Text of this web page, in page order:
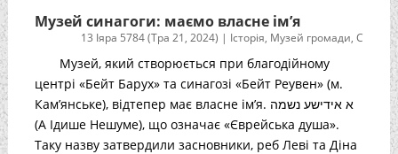
Музей синагоги: маємо власне ім’я
13 Іяра 5784 (Тра 21, 2024) | Історія, Музей громади,С
Музей, який створюється при благодійному
центрі «Бейт Барух» та синагозі «Бейт Реувен» (м.
Кам’янське), відтепер має власне ім’я. א אידישע נשמה
(А Ідише Нешуме), що означає «Єврейська душа».
Таку назву затвердили засновники, реб Леві та Діна